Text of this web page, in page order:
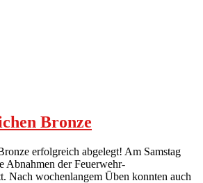
Bronze
erfolgreich abgelegt! Am Samstag
Abnahmen der Feuerwehr-
Nach wochenlangem Üben konnten auch